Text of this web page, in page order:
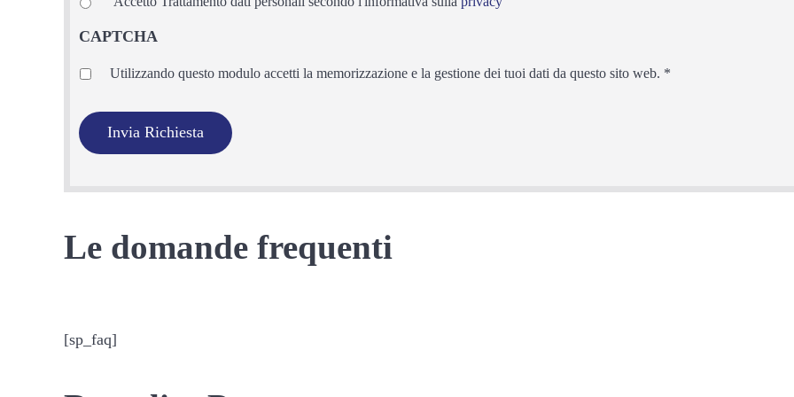
CAPTCHA
Privacy *
Utilizzando questo modulo accetti la memorizzazione e la gestione dei tuoi dati da questo sito web. *
Le domande frequenti
[sp_faq]